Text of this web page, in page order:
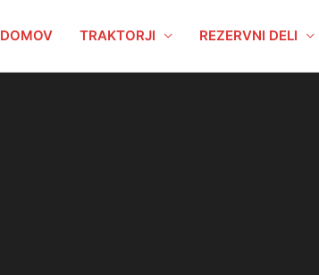
DOMOV TRAKTORJI REZERVNI DELI